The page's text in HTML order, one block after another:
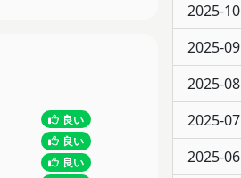
良い
良い
良い
2025-10
2025-09
2025-08
2025-07
2025-06